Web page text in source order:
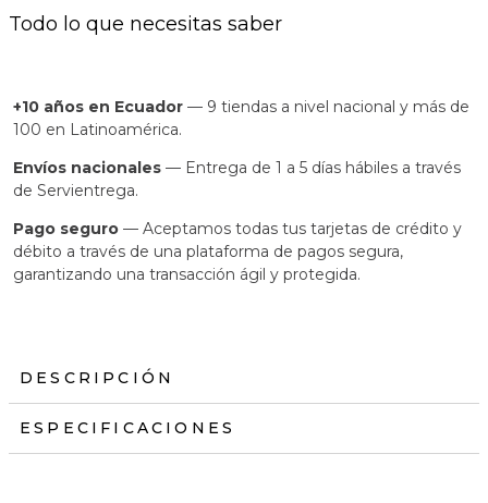
Todo lo que necesitas saber
+10 años en Ecuador — 9 tiendas a nivel nacional y más de
100 en Latinoamérica.
Envíos nacionales — Entrega de 1 a 5 días hábiles a través
de Servientrega.
Pago seguro — Aceptamos todas tus tarjetas de crédito y
débito a través de una plataforma de pagos segura,
garantizando una transacción ágil y protegida.
DESCRIPCIÓN
ESPECIFICACIONES